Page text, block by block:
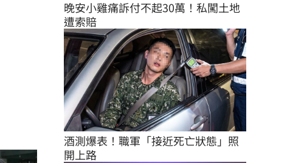
晚安小雞痛訴付不起30萬！私闖土地
遭索賠
酒測爆表！職軍「接近死亡狀態」照
開上路